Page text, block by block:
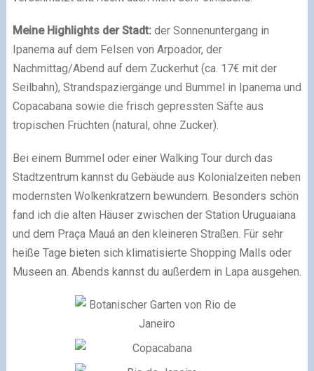
Meine Highlights der Stadt:der Sonnenuntergang in
Ipanema auf dem Felsen von Arpoador, der
Nachmittag/Abend auf dem Zuckerhut (ca. 17€ mit der
Seilbahn), Strandspaziergänge und Bummel in Ipanema und
Copacabana sowie die frisch gepressten Säfte aus
tropischen Früchten (natural, ohne Zucker).
Bei einem Bummel oder einer Walking Tour durch das
Stadtzentrum kannst du Gebäude aus Kolonialzeiten neben
modernsten Wolkenkratzern bewundern. Besonders schön
fand ich die alten Häuser zwischen der Station Uruguaiana
und dem Praça Mauá an den kleineren Straßen. Für sehr
heiße Tage bieten sich klimatisierte Shopping Malls oder
Museen an. Abends kannst du außerdem in Lapa ausgehen.